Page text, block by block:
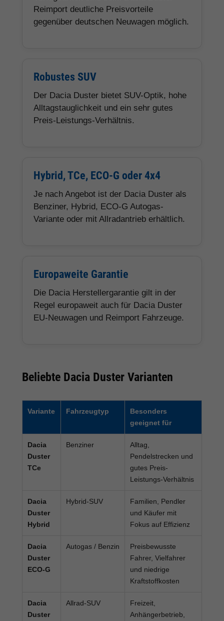
Reimport deutliche Preisvorteile
gegenüber deutschen Neuwagen möglich.
Robustes SUV
Der Dacia Duster bietet SUV-Optik, hohe
Alltagstauglichkeit und ein sehr gutes
Preis-Leistungs-Verhältnis.
Hybrid, TCe, ECO-G oder 4x4
Je nach Angebot ist der Dacia Duster als
Benziner, Hybrid, ECO-G Autogas-
Variante oder mit Allradantrieb erhältlich.
Europaweite Garantie
Die Dacia Herstellergarantie gilt in der
Regel europaweit auch für Dacia Duster
EU-Neuwagen und Reimport Fahrzeuge.
Beliebte Dacia Duster Varianten
Variante Fahrzeugtyp
Besonders
geeignet für
Dacia
Duster
TCe
Benziner
Alltag,
Pendelstrecken und
gutes Preis-
Leistungs-Verhältnis
Dacia
Duster
Hybrid
Hybrid-SUV
Familien, Pendler
und Käufer mit
Fokus auf Effizienz
Dacia
Duster
ECO-G
Autogas / Benzin
Preisbewusste
Fahrer, Vielfahrer
und niedrige
Kraftstoffkosten
Dacia
Duster
Allrad-SUV
Freizeit,
Anhängerbetrieb,